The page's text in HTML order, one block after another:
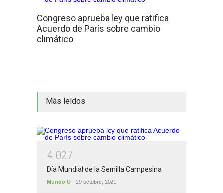
Congreso aprueba ley que ratifica
Acuerdo de París sobre cambio
climático
Más leídos
4 027
Día Mundial de la Semilla Campesina
Mundo U 29 octubre, 2021